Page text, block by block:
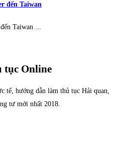
đến Taiwan
Taiwan ...
tục Online
tế, hướng dẫn làm thủ tục Hải quan,
tư mới nhất 2018.